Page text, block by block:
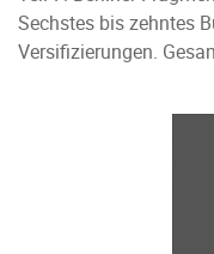
Sechstes bis zehntes
Versifizierungen.